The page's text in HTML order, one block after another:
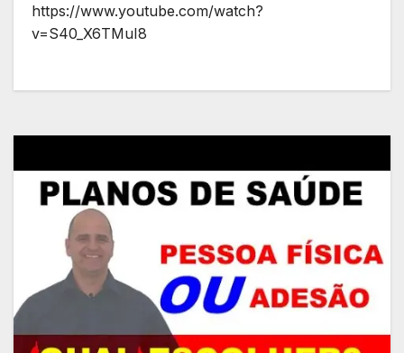
https://www.youtube.com/watch?
v=S40_X6TMuI8